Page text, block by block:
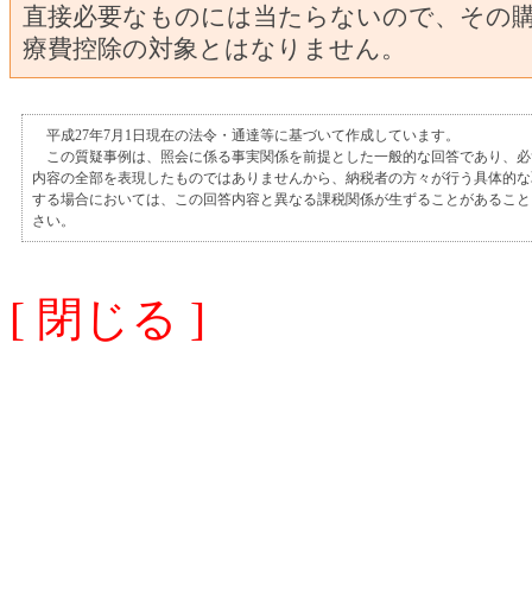
直接必要なものには当たらないので、その
療費控除の対象とはなりません。
平成27年7月1日現在の法令・通達等に基づいて作成しています。
この質疑事例は、照会に係る事実関係を前提とした一般的な回答であり、
内容の全部を表現したものではありませんから、納税者の方々が行う具体的
する場合においては、この回答内容と異なる課税関係が生ずることがあるこ
さい。
[ 閉じる ]